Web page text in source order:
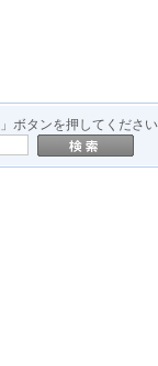
ボタンを押してくださ